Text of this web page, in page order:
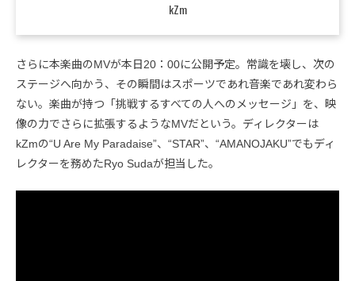
kZm
さらに本楽曲のMVが本日20：00に公開予定。常識を壊し、次の
ステージへ向かう、その瞬間はスポーツであれ音楽であれ変わら
ない。楽曲が持つ「挑戦するすべての人へのメッセージ」を、映
像の力でさらに拡張するようなMVだという。ディレクターは
kZmの“U Are My Paradaise”、“STAR”、“AMANOJAKU”でもディ
レクターを務めたRyo Sudaが担当した。